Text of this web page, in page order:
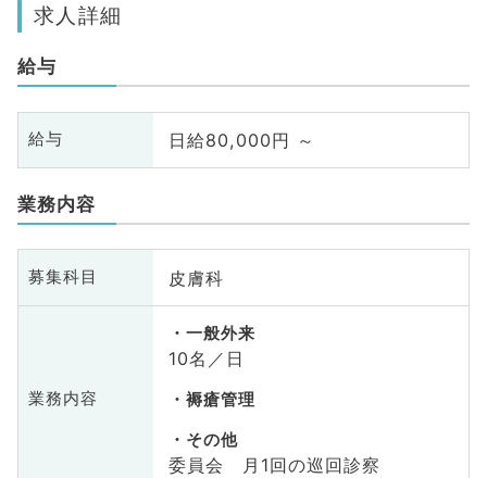
求人詳細
給与
給与 日給80,000円 ～
業務内容
募集科目 皮膚科
業務内容
一般外来
10名／日
褥瘡管理
その他
委員会 月1回の巡回診察